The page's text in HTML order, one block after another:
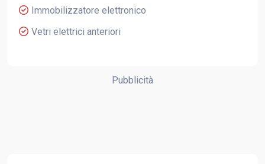
Immobilizzatore elettronico
Vetri elettrici anteriori
Pubblicità